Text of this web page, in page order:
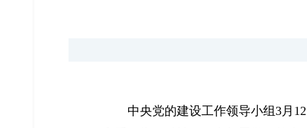
中央党的建设工作领导小组3月